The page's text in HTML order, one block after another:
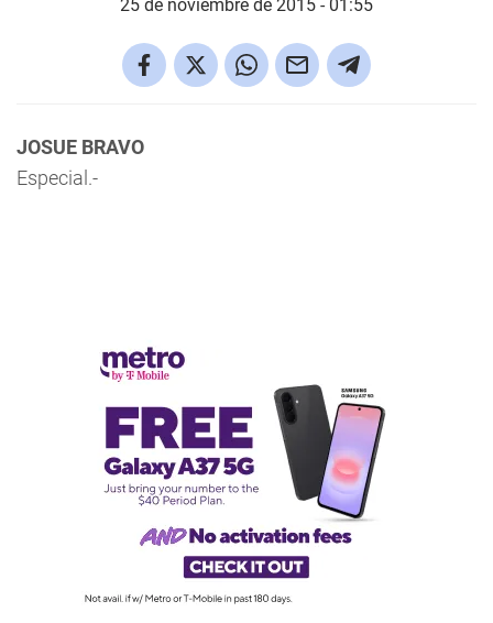
25 de noviembre de 2015 - 01:55
JOSUE BRAVO
Especial.-